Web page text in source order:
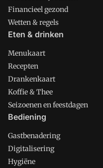
Financieel gezond
Wetten & regels
Eten & drinken
Menukaart
Recepten
Drankenkaart
Koffie & Thee
Seizoenen en feestdagen
Bediening
Gastbenadering
Digitalisering
Hygiëne